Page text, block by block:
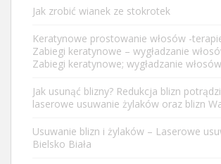
Jak zrobić wianek ze stokrotek
Keratynowe prostowanie włosów -
Zabiegi keratynowe – wygładzanie
Zabiegi keratynowe; wygładzanie
Jak usunąć blizny? Redukcja blizn
laserowe usuwanie żylaków oraz blizn
Usuwanie blizn i żylaków – Laserowe
Bielsko Biała